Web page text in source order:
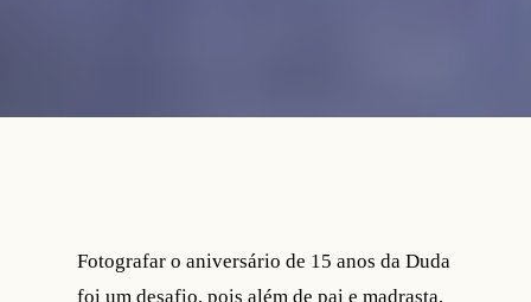
Fotografar o aniversário de 15 anos da Duda
foi um desafio, pois além de pai e madrasta,